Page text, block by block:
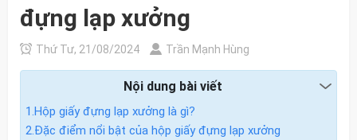
đựng lạp xưởng
Thứ Tư, 21/08/2024 Trần Mạnh Hùng
Nội dung bài viết
1.Hộp giấy đựng lạp xưởng là gì?
2.Đặc điểm nổi bật của hộp giấy đựng lạp xưởng